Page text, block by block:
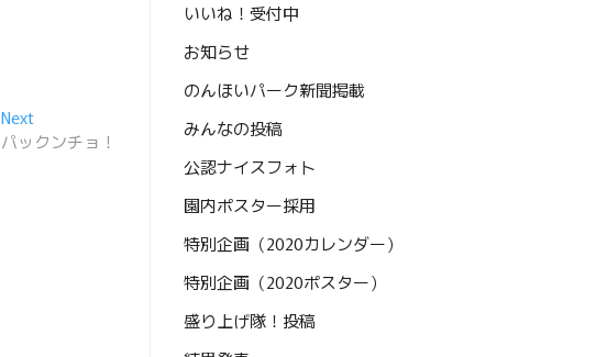
NextNext
post:
パックンチョ！
いいね！受付中
お知らせ
のんほいパーク新聞掲載
みんなの投稿
公認ナイスフォト
園内ポスター採用
特別企画（2020カレンダー）
特別企画（2020ポスター）
盛り上げ隊！投稿